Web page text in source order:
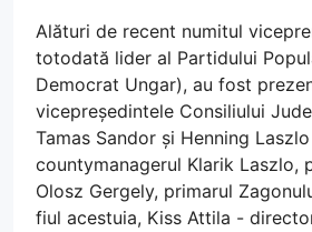
Alături de recent numitul
totodată lider al Partidului
Democrat Ungar), au fost
vicepreședintele Consiliului
Tamas Sandor și Henning
countymanagerul Klarik Laszlo,
Olosz Gergely, primarul
fiul acestuia, Kiss Attila -